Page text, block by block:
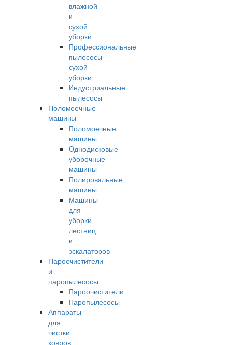
влажной
и
сухой
уборки
Профессиональные
пылесосы
сухой
уборки
Индустриальные
пылесосы
Поломоечные
машины
Поломоечные
машины
Однодисковые
уборочные
машины
Полировальные
машины
Машины
для
уборки
лестниц
и
эскалаторов
Пароочистители
и
паропылесосы
Пароочистители
Паропылесосы
Аппараты
для
чистки
ковров